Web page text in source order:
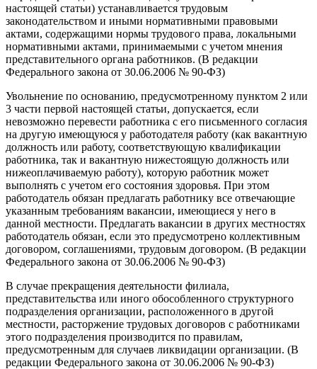
настоящей статьи) устанавливается трудовым
законодательством и иными нормативными правовыми
актами, содержащими нормы трудового права, локальными
нормативными актами, принимаемыми с учетом мнения
представительного органа работников. (В редакции
Федерального закона от 30.06.2006 № 90-ФЗ)
Увольнение по основанию, предусмотренному пунктом 2 или
3 части первой настоящей статьи, допускается, если
невозможно перевести работника с его письменного согласия
на другую имеющуюся у работодателя работу (как вакантную
должность или работу, соответствующую квалификации
работника, так и вакантную нижестоящую должность или
нижеоплачиваемую работу), которую работник может
выполнять с учетом его состояния здоровья. При этом
работодатель обязан предлагать работнику все отвечающие
указанным требованиям вакансии, имеющиеся у него в
данной местности. Предлагать вакансии в других местностях
работодатель обязан, если это предусмотрено коллективным
договором, соглашениями, трудовым договором. (В редакции
Федерального закона от 30.06.2006 № 90-ФЗ)
В случае прекращения деятельности филиала,
представительства или иного обособленного структурного
подразделения организации, расположенного в другой
местности, расторжение трудовых договоров с работниками
этого подразделения производится по правилам,
предусмотренным для случаев ликвидации организации. (В
редакции Федерального закона от 30.06.2006 № 90-ФЗ)